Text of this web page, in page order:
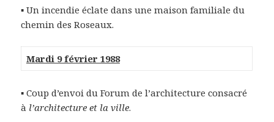
▪ Un incendie éclate dans une maison familiale du
chemin des Roseaux.
Mardi 9 février 1988
▪ Coup d’envoi du Forum de l’architecture consacré
à l’architecture et la ville.